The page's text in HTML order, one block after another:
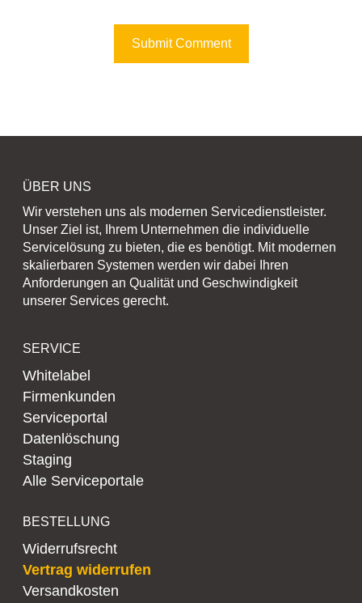
ÜBER UNS
Wir verstehen uns als modernen Servicedienstleister.
Unser Ziel ist, Ihrem Unternehmen die individuelle
Servicelösung zu bieten, die es benötigt. Mit modernen
skalierbaren Systemen werden wir dabei Ihren
Anforderungen an Qualität und Geschwindigkeit
unserer Services gerecht.
SERVICE
Whitelabel
Firmenkunden
Serviceportal
Datenlöschung
Staging
Alle Serviceportale
BESTELLUNG
Widerrufsrecht
Vertrag widerrufen
Versandkosten